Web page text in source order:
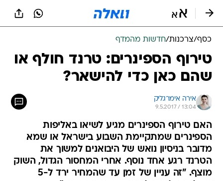
כסף/צרכנות/חדשות מהמדף
טירוף הספינרים: טרנד חולף או
שהם כאן כדי להישאר?
אירה אימרגליק
9.5.2017 / 13:04
האם טירוף הספינרים מגיע לשיאו באליפות
הספינרים שמתקיימת השבוע בישראל או שמא
מדובר בניסיון נואש של היבואנים למשוך את
הטרנד רגע אחד נוסף. אחרי המחסור הגדול, השוק
מוצף. "זה עניין של זמן עד שהמחיר ירד ל-5